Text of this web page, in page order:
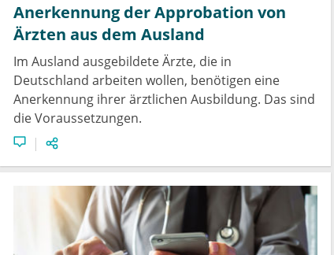
Anerkennung der Approbation von
Ärzten aus dem Ausland
Im Ausland ausgebildete Ärzte, die in
Deutschland arbeiten wollen, benötigen eine
Anerkennung ihrer ärztlichen Ausbildung. Das sind
die Voraussetzungen.